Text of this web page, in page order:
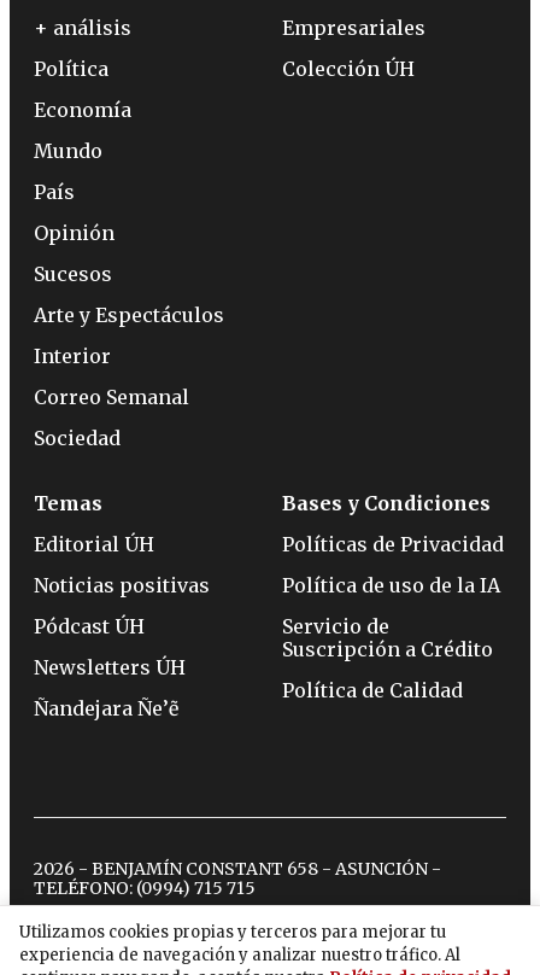
Utilizamos cookies propias y terceros para mejorar tu
experiencia de navegación y analizar nuestro tráfico. Al
+ análisis
Política
Economía
Mundo
País
Opinión
Sucesos
Arte y Espectáculos
Interior
Correo Semanal
Sociedad
Empresariales
Colección ÚH
Temas
Editorial ÚH
Noticias positivas
Pódcast ÚH
Newsletters ÚH
Ñandejara Ñe’ẽ
Bases y Condiciones
Políticas de Privacidad
Política de uso de la IA
Servicio de
Suscripción a Crédito
Política de Calidad
2026 - BENJAMÍN CONSTANT 658 - ASUNCIÓN -
TELÉFONO: (0994) 715 715
twitterinstagram
facebook
tiktokyoutubespotify